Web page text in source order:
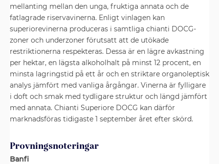
mellanting mellan den unga, fruktiga annata och de
fatlagrade riservavinerna. Enligt vinlagen kan
superiorevinerna produceras i samtliga chianti DOCG-
zoner och underzoner förutsatt att de utökade
restriktionerna respekteras. Dessa är en lägre avkastning
per hektar, en lägsta alkoholhalt på minst 12 procent, en
minsta lagringstid på ett år och en striktare organoleptisk
analys jämfört med vanliga årgångar. Vinerna är fylligare
i doft och smak med tydligare struktur och längd jämfört
med annata. Chianti Superiore DOCG kan därför
marknadsföras tidigaste 1 september året efter skörd.
Provningsnoteringar
Banfi